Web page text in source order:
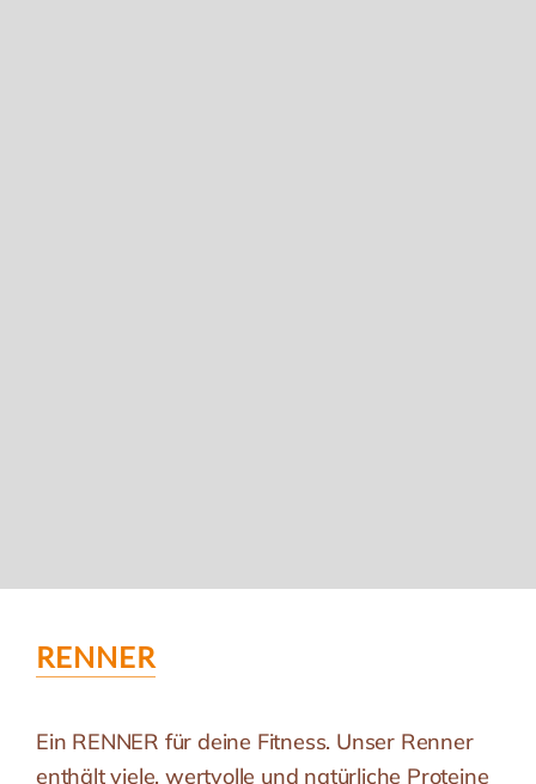
RENNER
Ein RENNER für deine Fitness. Unser Renner
enthält viele, wertvolle und natürliche Proteine